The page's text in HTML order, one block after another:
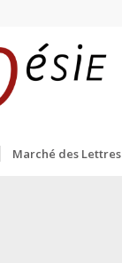
Marché des Lettres